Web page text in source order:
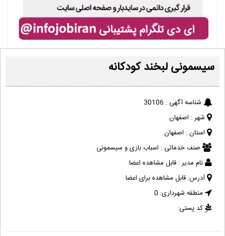
سیسمونی لبخند کودکانه
شناسه آگهی : 30106
شهر : اصفهان
استان : اصفهان
صنف خدماتی : اسباب بازی و سیسمونی
نام مدیر : قابل مشاهده اعضا
آدرس: قابل مشاهده برای اعضا
منطقه شهرداری: 0
کد پستی: